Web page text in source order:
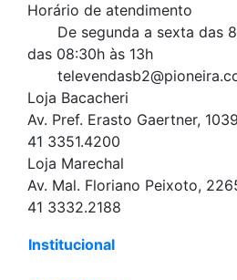
Horário de atendimento
De segunda a sexta das
das 08:30h às 13h
Loja Bacacheri
Av. Pref. Erasto Gaertner, 1039
41 3351.4200
Loja Marechal
Av. Mal. Floriano Peixoto,
41 3332.2188
Institucional